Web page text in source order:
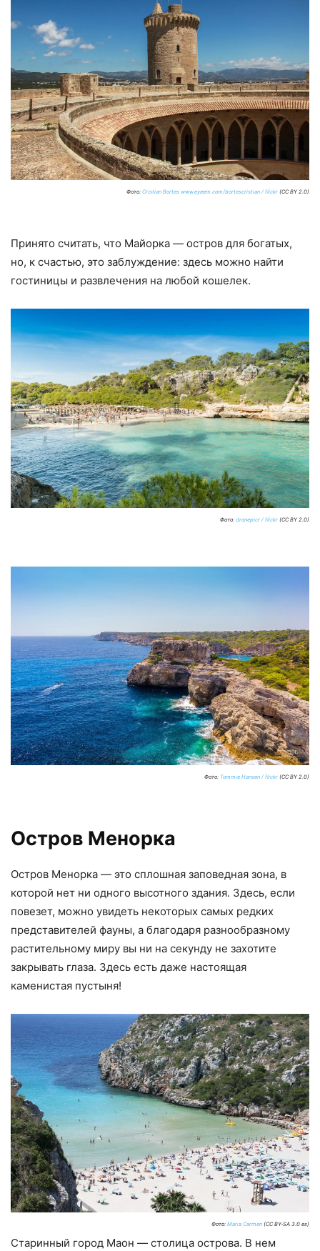
Фото: Cristian Bortes www.eyeem.com/bortescristian / flickr (CC BY 2.0)
Принято считать, что Майорка — остров для богатых,
но, к счастью, это заблуждение: здесь можно найти
гостиницы и развлечения на любой кошелек.
Фото: dronepicr / flickr (CC BY 2.0)
Фото: Tommie Hansen / flickr (CC BY 2.0)
Остров Менорка
Остров Менорка — это сплошная заповедная зона, в
которой нет ни одного высотного здания. Здесь, если
повезет, можно увидеть некоторых самых редких
представителей фауны, а благодаря разнообразному
растительному миру вы ни на секунду не захотите
закрывать глаза. Здесь есть даже настоящая
каменистая пустыня!
Фото: Maria Carmen (CC BY-SA 3.0 es)
Старинный город Маон — столица острова. В нем